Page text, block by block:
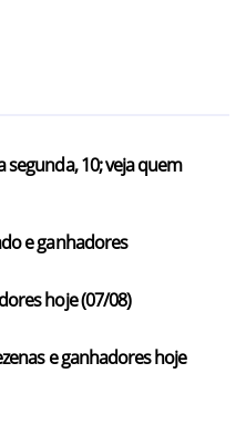
segunda, 10; veja quem
e ganhadores
hoje (07/08)
e ganhadores hoje